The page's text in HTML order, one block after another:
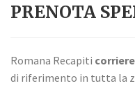
PRENOTA
Romana Recapiti
di riferimento in tutta la